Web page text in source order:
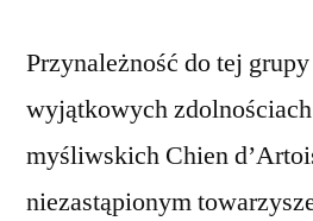
Przynależność do tej
wyjątkowych
myśliwskich Chien
niezastąpionym